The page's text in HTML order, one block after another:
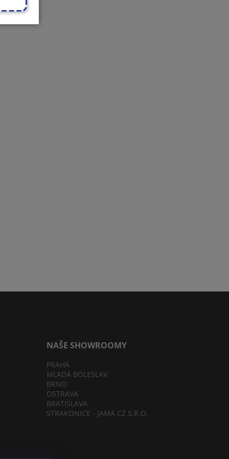
NAŠE SHOWROOMY
PRAHA
MLADÁ BOLESLAV
BRNO
OSTRAVA
BRATISLAVA
STRAKONICE - JAMA CZ S.R.O.